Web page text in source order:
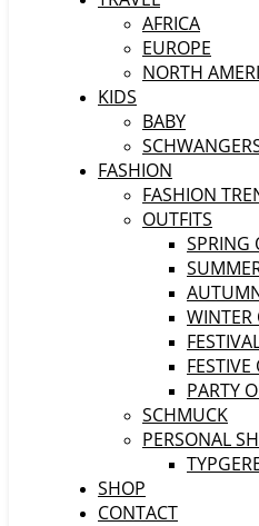
AFRICA
EUROPE
NORTH
KIDS
BABY
FASHION
FASHION
OUTFITS
SPRING
WINTER
FESTIVE
PARTY
SCHMUCK
PERSONAL
SHOP
CONTACT